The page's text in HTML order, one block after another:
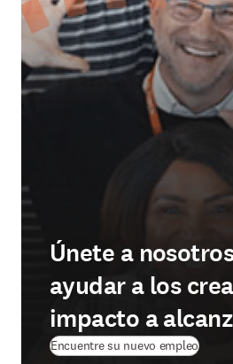
Únete a
ayudar a los
impacto a
Encuentre su nuevo empleo(